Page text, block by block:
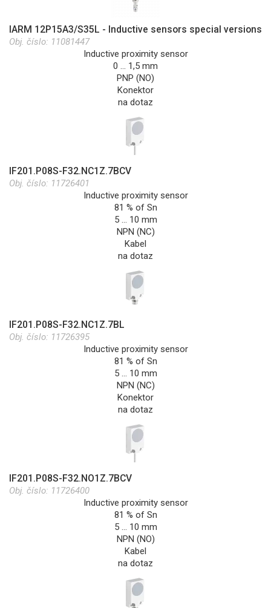
IARM 12P15A3/S35L - Inductive sensors special versions
Obj. číslo: 11081447
Inductive proximity sensor
0 … 1,5 mm
PNP (NO)
Konektor
na dotaz
IF201.P08S-F32.NC1Z.7BCV
Obj. číslo: 11726401
Inductive proximity sensor
81 % of Sn
5 … 10 mm
NPN (NC)
Kabel
na dotaz
IF201.P08S-F32.NC1Z.7BL
Obj. číslo: 11726395
Inductive proximity sensor
81 % of Sn
5 … 10 mm
NPN (NC)
Konektor
na dotaz
IF201.P08S-F32.NO1Z.7BCV
Obj. číslo: 11726400
Inductive proximity sensor
81 % of Sn
5 … 10 mm
NPN (NO)
Kabel
na dotaz